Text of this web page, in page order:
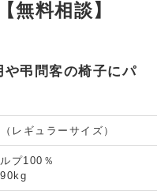
無料相談】
弔問客の椅子にパ
レギュラーサイズ）
プ100％